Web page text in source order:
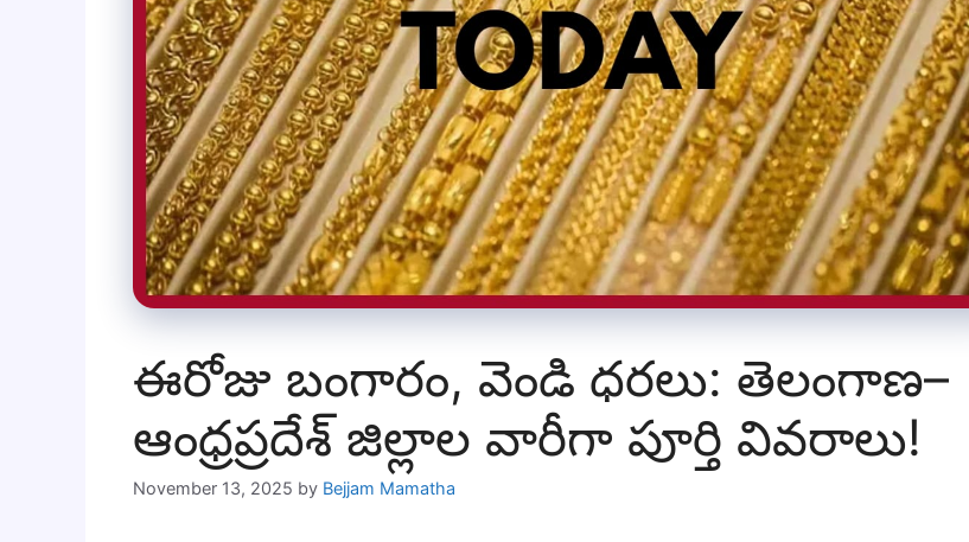
ఈరోజు బంగారం, వెండి ధరలు: తెలంగాణ–
ఆంధ్రప్రదేశ్ జిల్లాల వారీగా పూర్తి వివరాలు!
November 13, 2025 by Bejjam Mamatha